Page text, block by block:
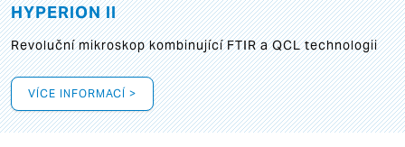
HYPERION II
Revoluční mikroskop kombinující FTIR a QCL technologii
VÍCE INFORMACÍ >